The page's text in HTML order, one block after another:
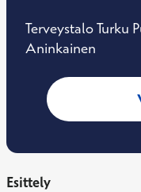
Terveystalo Turku
Aninkainen
Esittely